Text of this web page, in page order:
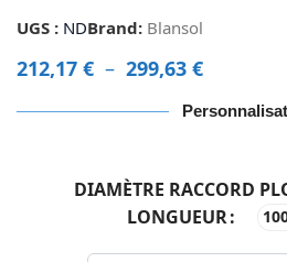
UGS : NDBrand: Blansol
212,17 € – 299,63 €
DIAMÈTRE RACCORD
LONGUEUR